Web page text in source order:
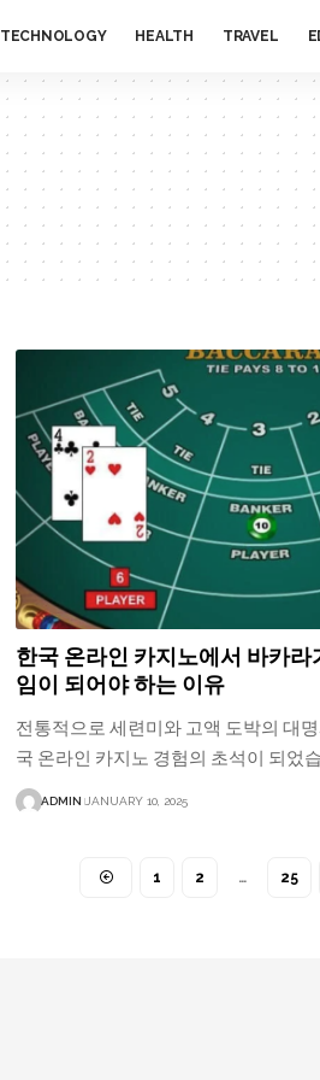
TECHNOLOGY HEALTH TRAVEL
한국 온라인 카지노에서 바카라
임이 되어야 하는 이유
전통적으로 세련미와 고액 도박의 대
국 온라인 카지노 경험의 초석이 되었
ADMIN JANUARY 10, 2025
1 2 … 25